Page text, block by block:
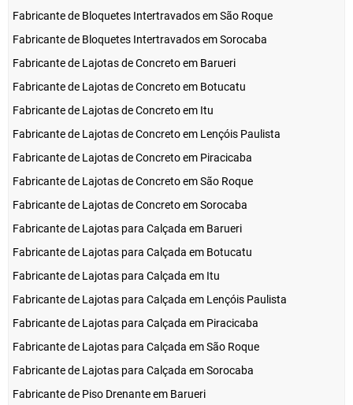
Fabricante de Bloquetes Intertravados em São Roque
Fabricante de Bloquetes Intertravados em Sorocaba
Fabricante de Lajotas de Concreto em Barueri
Fabricante de Lajotas de Concreto em Botucatu
Fabricante de Lajotas de Concreto em Itu
Fabricante de Lajotas de Concreto em Lençóis Paulista
Fabricante de Lajotas de Concreto em Piracicaba
Fabricante de Lajotas de Concreto em São Roque
Fabricante de Lajotas de Concreto em Sorocaba
Fabricante de Lajotas para Calçada em Barueri
Fabricante de Lajotas para Calçada em Botucatu
Fabricante de Lajotas para Calçada em Itu
Fabricante de Lajotas para Calçada em Lençóis Paulista
Fabricante de Lajotas para Calçada em Piracicaba
Fabricante de Lajotas para Calçada em São Roque
Fabricante de Lajotas para Calçada em Sorocaba
Fabricante de Piso Drenante em Barueri